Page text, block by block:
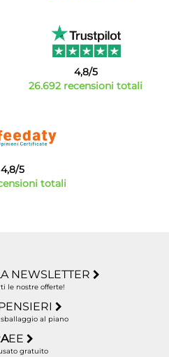
4,8/5
26.692 recensioni totali
4,8/5
totali
NEWSLETTER
le nostre offerte!
al piano
EE
gratuito